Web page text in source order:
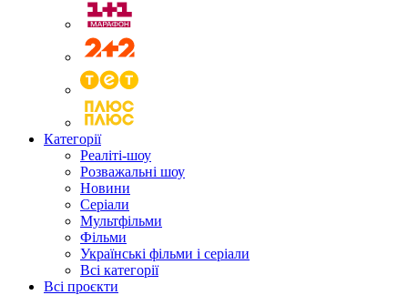
Категорії
Реаліті-шоу
Розважальні шоу
Новини
Серіали
Мультфільми
Фільми
Українські фільми і серіали
Всі категорії
Всі проєкти